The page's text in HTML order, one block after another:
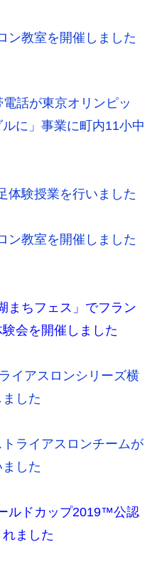
教室を開催しました
話が東京オリンピッ
に」事業に町内11小中
験授業を行いました
教室を開催しました
ちフェス」でフラン
会を開催しました
イアスロンシリーズ横
した
ライアスロンチームが
した
ルドカップ2019™公認
ました